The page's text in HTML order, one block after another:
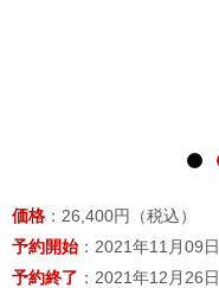
価格 ：26,400円（税込）
予約開始：2021年11月09日
予約終了 ：2021年12月26日